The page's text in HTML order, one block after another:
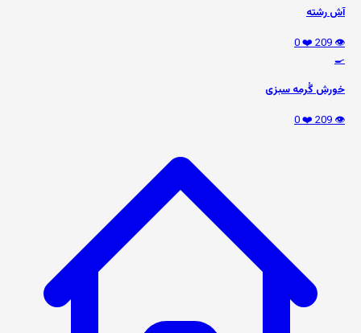
آش رشته
👁️ 209
❤️ 0
🍳
خورش گُرمه سبزی
👁️ 209
❤️ 0